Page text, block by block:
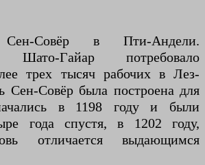
Совёр в Пти-Андели.
Шато-Гайар потребовало
трех тысяч рабочих в Лез-
Сен-Совёр была построена для
в 1198 году и были
года спустя, в 1202 году,
отличается выдающимся